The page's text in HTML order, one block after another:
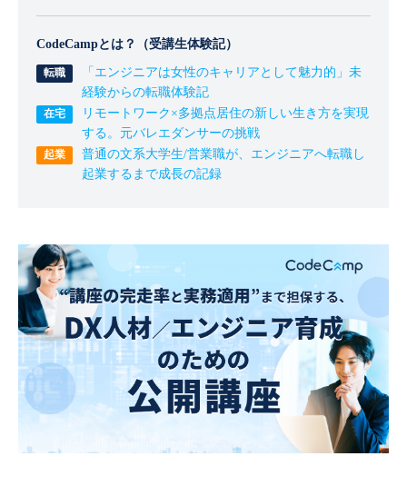
CodeCampとは？（受講生体験記）
「エンジニアは女性のキャリアとして魅力的」未
経験からの転職体験記
リモートワーク×多拠点居住の新しい生き方を実現
する。元バレエダンサーの挑戦
普通の文系大学生/営業職が、エンジニアへ転職し
起業するまで成長の記録